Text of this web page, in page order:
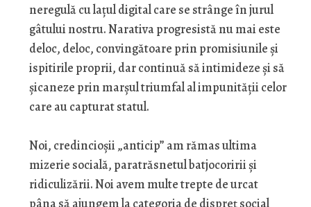
neregulă cu lațul digital care se strânge în jurul
gâtului nostru. Narativa progresistă nu mai este
deloc, deloc, convingătoare prin promisiunile și
ispitirile proprii, dar continuă să intimideze și să
șicaneze prin marșul triumfal al impunității celor
care au capturat statul.
Noi, credincioșii „anticip” am rămas ultima
mizerie socială, paratrăsnetul batjocoririi și
ridiculizării. Noi avem multe trepte de urcat
pâna să ajungem la categoria de dispreț social